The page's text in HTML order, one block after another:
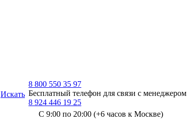
Искать
8 800 550 35 97
Бесплатный телефон для связи с менеджером
8 924 446 19 25
С 9:00 по 20:00 (+6 часов к Москве)